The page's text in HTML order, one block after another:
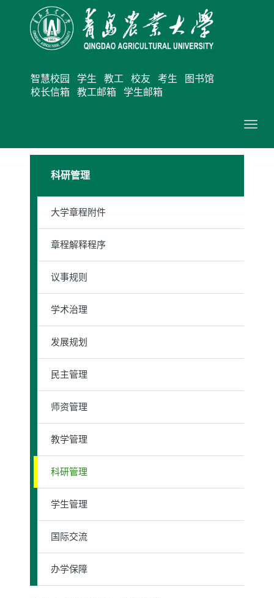
智慧校园 学生 教工 校友 考生
图书馆
校长信箱
教工邮箱 学生邮箱
切
换
科研管理
大学章程附件
章程解释程序
议事规则
学术治理
发展规划
民主管理
师资管理
教学管理
科研管理
学生管理
国际交流
办学保障